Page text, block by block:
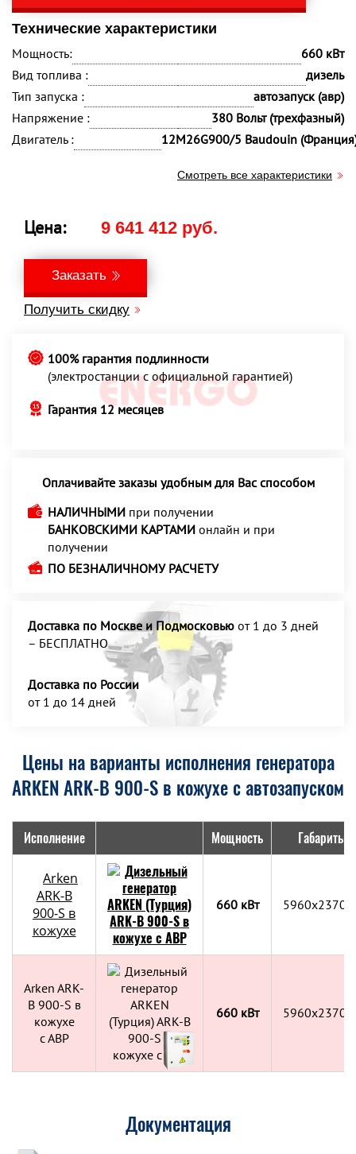
Технические характеристики
Мощность:
660 кВт
Вид топлива :
дизель
Тип запуска :
автозапуск (авр)
Напряжение :
380 Вольт (трехфазный)
Двигатель :
12M26G900/5 Baudouin
Смотреть все характеристики
Цена: 9 641 412 руб.
Заказать
Получить скидку
100% гарантия подлинности
(электростанции с официальной гарантией)
Гарантия 12 месяцев
Оплачивайте заказы удобным для Вас способом
НАЛИЧНЫМИ при получении
БАНКОВСКИМИ КАРТАМИ онлайн и при
получении
ПО БЕЗНАЛИЧНОМУ РАСЧЕТУ
Доставка по Москве и Подмосковью от 1 до 3 дней
– БЕСПЛАТНО
Доставка по России
от 1 до 14 дней
Цены на варианты исполнения генератора
ARKEN ARK-B 900-S в кожухе с автозапуском
Исполнение Мощность Габариты,
Arken
ARK-B
900-S в
кожухе
660 кВт
Arken ARK-
B 900-S в
кожухе
с АВР
660 кВт
Документация